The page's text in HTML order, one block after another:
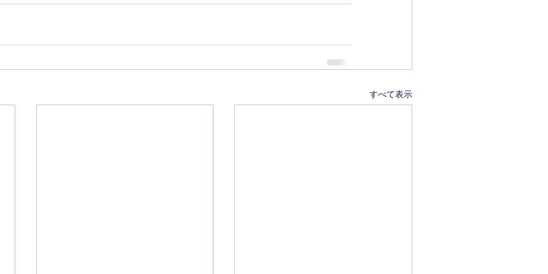
すべて表示